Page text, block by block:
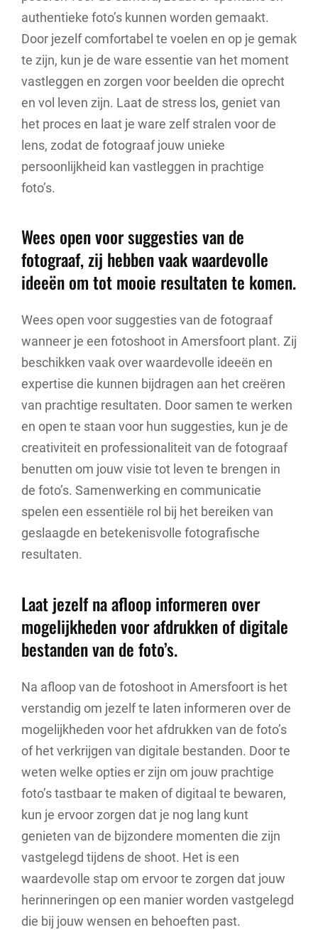
authentieke foto’s kunnen worden gemaakt.
Door jezelf comfortabel te voelen en op je gemak
te zijn, kun je de ware essentie van het moment
vastleggen en zorgen voor beelden die oprecht
en vol leven zijn. Laat de stress los, geniet van
het proces en laat je ware zelf stralen voor de
lens, zodat de fotograaf jouw unieke
persoonlijkheid kan vastleggen in prachtige
foto’s.
Wees open voor suggesties van de
fotograaf, zij hebben vaak waardevolle
ideeën om tot mooie resultaten te komen.
Wees open voor suggesties van de fotograaf
wanneer je een fotoshoot in Amersfoort plant. Zij
beschikken vaak over waardevolle ideeën en
expertise die kunnen bijdragen aan het creëren
van prachtige resultaten. Door samen te werken
en open te staan voor hun suggesties, kun je de
creativiteit en professionaliteit van de fotograaf
benutten om jouw visie tot leven te brengen in
de foto’s. Samenwerking en communicatie
spelen een essentiële rol bij het bereiken van
geslaagde en betekenisvolle fotografische
resultaten.
Laat jezelf na afloop informeren over
mogelijkheden voor afdrukken of digitale
bestanden van de foto’s.
Na afloop van de fotoshoot in Amersfoort is het
verstandig om jezelf te laten informeren over de
mogelijkheden voor het afdrukken van de foto’s
of het verkrijgen van digitale bestanden. Door te
weten welke opties er zijn om jouw prachtige
foto’s tastbaar te maken of digitaal te bewaren,
kun je ervoor zorgen dat je nog lang kunt
genieten van de bijzondere momenten die zijn
vastgelegd tijdens de shoot. Het is een
waardevolle stap om ervoor te zorgen dat jouw
herinneringen op een manier worden vastgelegd
die bij jouw wensen en behoeften past.